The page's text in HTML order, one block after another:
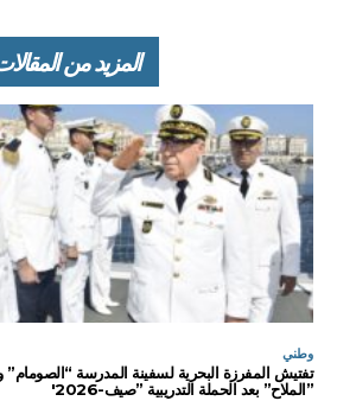
المزيد من
وطني
تفتيش المفرزة البحرية لسفينة المدرسة “الصومام”
”الملاح” بعد الحملة التدريبية ”صيف-2026′